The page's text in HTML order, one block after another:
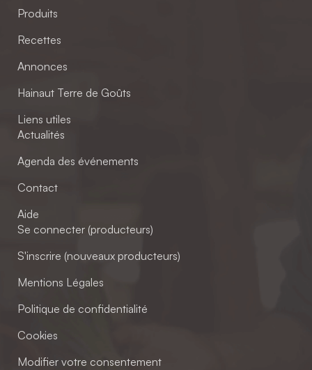
Produits
Recettes
Annonces
Hainaut Terre de Goûts
Liens utiles
Actualités
Agenda des événements
Contact
Aide
Se connecter (producteurs)
S'inscrire (nouveaux producteurs)
Mentions Légales
Politique de confidentialité
Cookies
Modifier votre consentement